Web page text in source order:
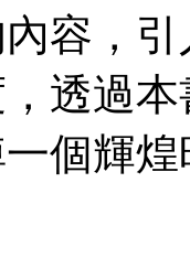
容，
透過
個輝